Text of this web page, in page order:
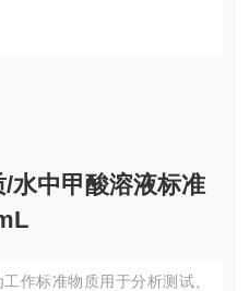
水中甲酸溶液标准
作标准物质用于分析测试、